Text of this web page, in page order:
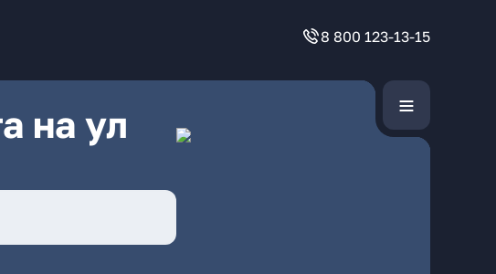
8 800 123-13-15
на ул